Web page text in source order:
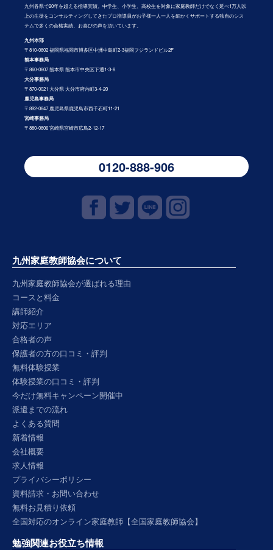
九州各県で20年を超える指導実績。中学生、小学生、高校生を対象に家庭教師だけでなく延べ1万人以
上の生徒をコンサルティングしてきたプロ指導員がお子様一人一人を細かくサポートする独自のシス
テムで多くの合格実績、お喜びの声を頂いています。
九州本部
〒810-0802 福岡県福岡市博多区中洲中島町2-3福岡フジランドビル2F
熊本事務局
〒860-0807 熊本県 熊本市中央区下通1-3-8
大分事務局
〒870-0021 大分県 大分市府内町3-4-20
鹿児島事務局
〒892-0847 鹿児島県鹿児島市西千石町11-21
宮崎事務局
〒880-0806 宮崎県宮崎市広島2-12-17
0120-888-906
九州家庭教師協会について
九州家庭教師協会が選ばれる理由
コースと料金
講師紹介
対応エリア
合格者の声
保護者の方の口コミ・評判
無料体験授業
体験授業の口コミ・評判
今だけ無料キャンペーン開催中
派遣までの流れ
よくある質問
新着情報
会社概要
求人情報
プライバシーポリシー
資料請求・お問い合わせ
無料お見積り依頼
全国対応のオンライン家庭教師【全国家庭教師協会】
勉強関連お役立ち情報